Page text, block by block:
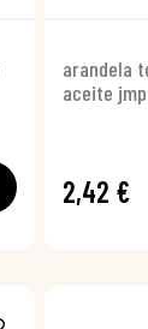
arandela
aceite jmp
2,42 €